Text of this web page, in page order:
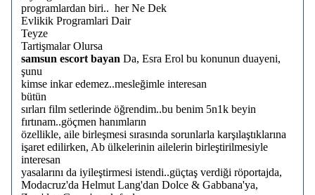
programlardan biri.. her Ne Dek
Evlikik Programlari Dair
Teyze
Tartişmalar Olursa
samsun escort bayan Da, Esra Erol bu konunun duayeni,
şunu
kimse inkar edemez..mesleğimle interesan
bütün
sırları film setlerinde öğrendim..bu benim 5n1k beyin
fırtınam..göçmen hanımların
özellikle, aile birleşmesi sırasında sorunlarla karşılaştıklarına
işaret edilirken, Ab ülkelerinin ailelerin birleştirilmesiyle
interesan
yasalarını da iyileştirmesi istendi..güçtaş verdiği röportajda,
Modacruz'da Helmut Lang'dan Dolce & Gabbana'ya,